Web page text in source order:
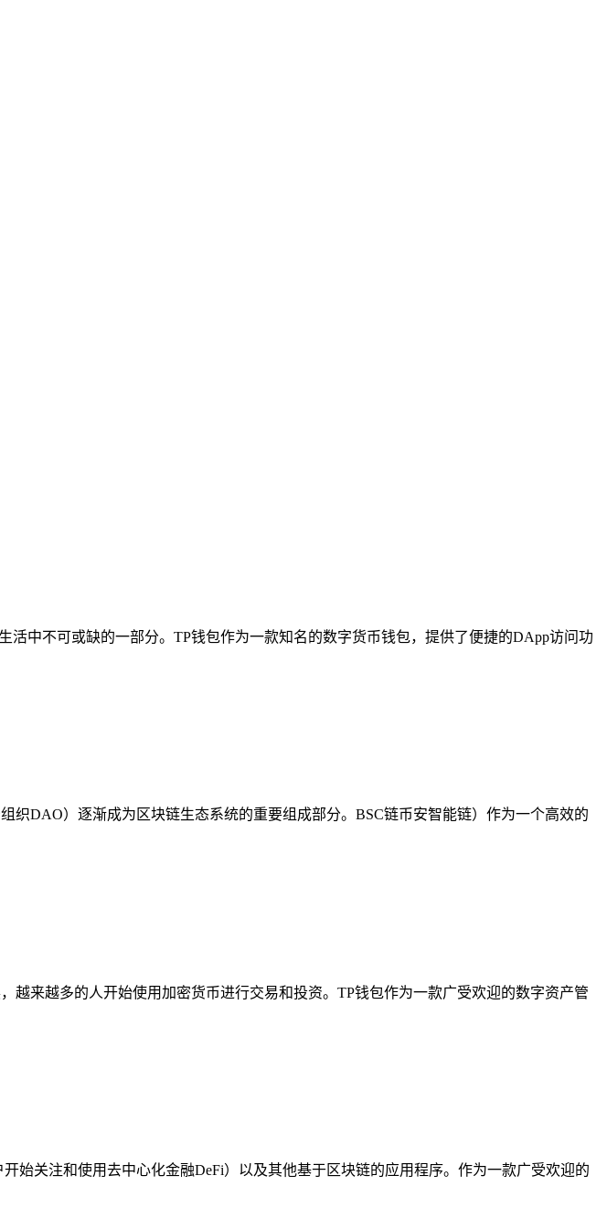
中不可或缺的一部分。TP钱包作为一款知名的数字货币钱包，提供了便捷的DApp访问功
织DAO）逐渐成为区块链生态系统的重要组成部分。BSC链币安智能链）作为一个高效的
越来越多的人开始使用加密货币进行交易和投资。TP钱包作为一款广受欢迎的数字资产管
始关注和使用去中心化金融DeFi）以及其他基于区块链的应用程序。作为一款广受欢迎的